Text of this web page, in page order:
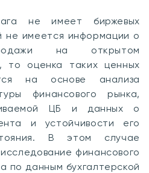
не имеет биржевых
не имеется информации о
на открытом
то оценка таких ценных
на основе анализа
финансового рынка,
ЦБ и данных о
и устойчивости его
В этом случае
финансового
по данным бухгалтерской